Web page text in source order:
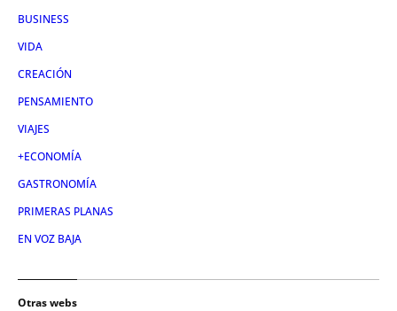
BUSINESS
VIDA
CREACIÓN
PENSAMIENTO
VIAJES
+ECONOMÍA
GASTRONOMÍA
PRIMERAS PLANAS
EN VOZ BAJA
Otras webs